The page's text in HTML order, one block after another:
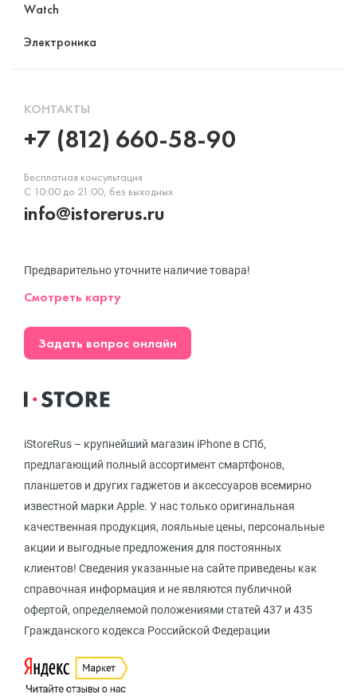
iStoreRus – крупнейший магазин iPhone в СПб,
предлагающий полный ассортимент смартфонов,
планшетов и других гаджетов и аксессуаров всемирно
известной марки Apple. У нас только оригинальная
качественная продукция, лояльные цены, персональные
акции и выгодные предложения для постоянных
клиентов! Сведения указанные на сайте приведены как
справочная информация и не являются публичной
офертой, определяемой положениями статей 437 и 435
Гражданского кодекса Российской Федерации
Watch
Электроника
КОНТАКТЫ
+7 (812) 660-58-90
Бесплатная консультация
С 10:00 до 21:00, без выходных
info@istorerus.ru
Предварительно уточните наличие товара!
Смотреть карту
Задать вопрос онлайн